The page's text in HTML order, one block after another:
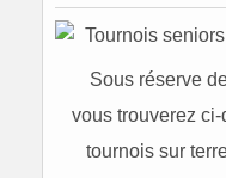
Sous réserve
vous trouverez
tournois sur